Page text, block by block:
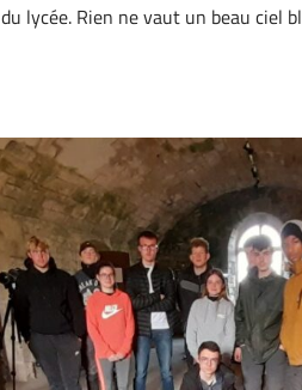
lycée. Rien ne vaut un beau